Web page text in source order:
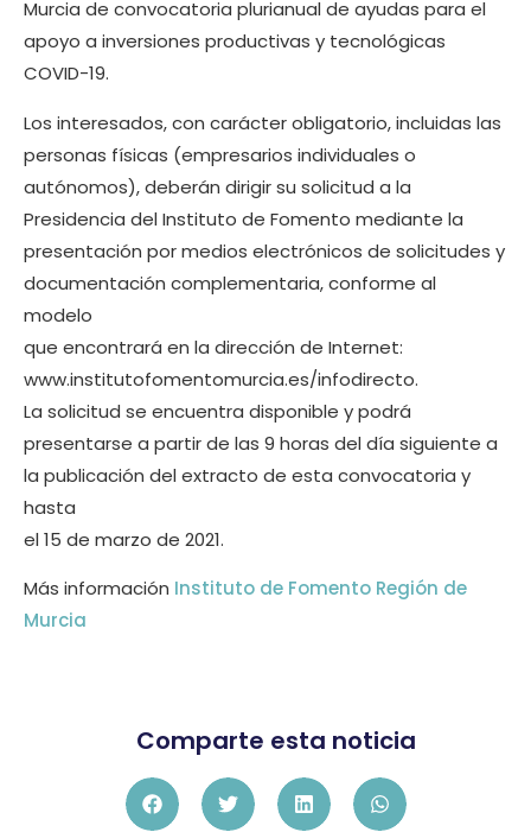
Murcia de convocatoria plurianual de ayudas para el
apoyo a inversiones productivas y tecnológicas
COVID-19.
Los interesados, con carácter obligatorio, incluidas las
personas físicas (empresarios individuales o
autónomos), deberán dirigir su solicitud a la
Presidencia del Instituto de Fomento mediante la
presentación por medios electrónicos de solicitudes y
documentación complementaria, conforme al
modelo
que encontrará en la dirección de Internet:
www.institutofomentomurcia.es/infodirecto.
La solicitud se encuentra disponible y podrá
presentarse a partir de las 9 horas del día siguiente a
la publicación del extracto de esta convocatoria y
hasta
el 15 de marzo de 2021.
Más información Instituto de Fomento Región de
Murcia
Comparte esta noticia